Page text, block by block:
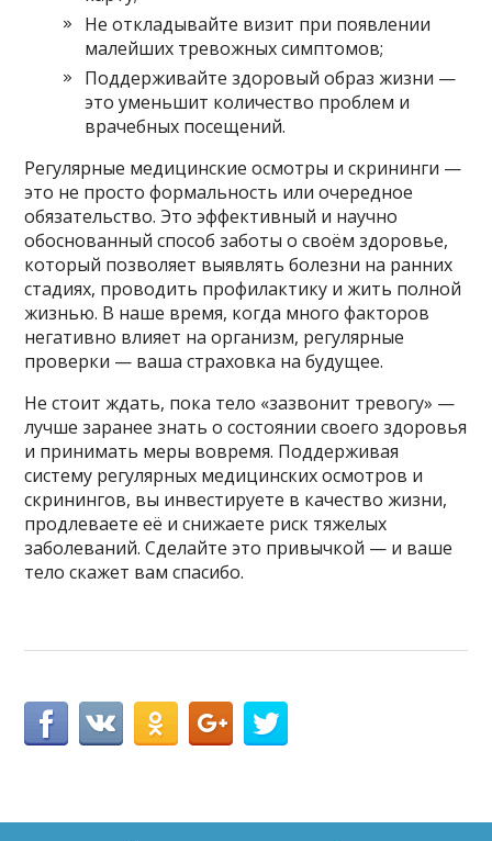
Не откладывайте визит при появлении
малейших тревожных симптомов;
Поддерживайте здоровый образ жизни —
это уменьшит количество проблем и
врачебных посещений.
Регулярные медицинские осмотры и скрининги —
это не просто формальность или очередное
обязательство. Это эффективный и научно
обоснованный способ заботы о своём здоровье,
который позволяет выявлять болезни на ранних
стадиях, проводить профилактику и жить полной
жизнью. В наше время, когда много факторов
негативно влияет на организм, регулярные
проверки — ваша страховка на будущее.
Не стоит ждать, пока тело «зазвонит тревогу» —
лучше заранее знать о состоянии своего здоровья
и принимать меры вовремя. Поддерживая
систему регулярных медицинских осмотров и
скринингов, вы инвестируете в качество жизни,
продлеваете её и снижаете риск тяжелых
заболеваний. Сделайте это привычкой — и ваше
тело скажет вам спасибо.